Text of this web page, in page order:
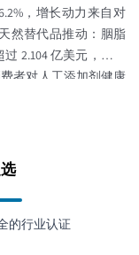
，增长动力来自对
然替代品推动：胭脂
2.104 亿美元，预计
者对人工添加剂健康
物技术创新的交汇，
的行业认证